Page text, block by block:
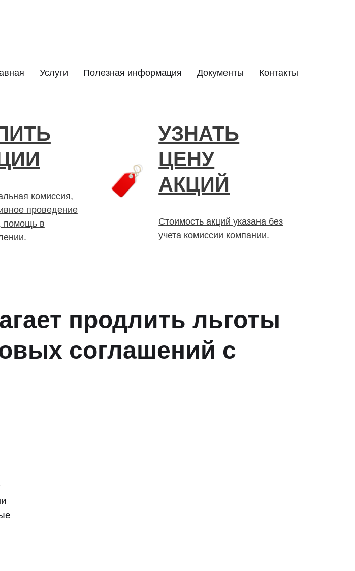
Услуги Полезная информация Документы Контакты
комиссия,
проведение
помощь в
УЗНАТЬ
ЦЕНУ
АКЦИЙ
Стоимость акций указана без
учета комиссии компании.
продлить льготы
соглашений с